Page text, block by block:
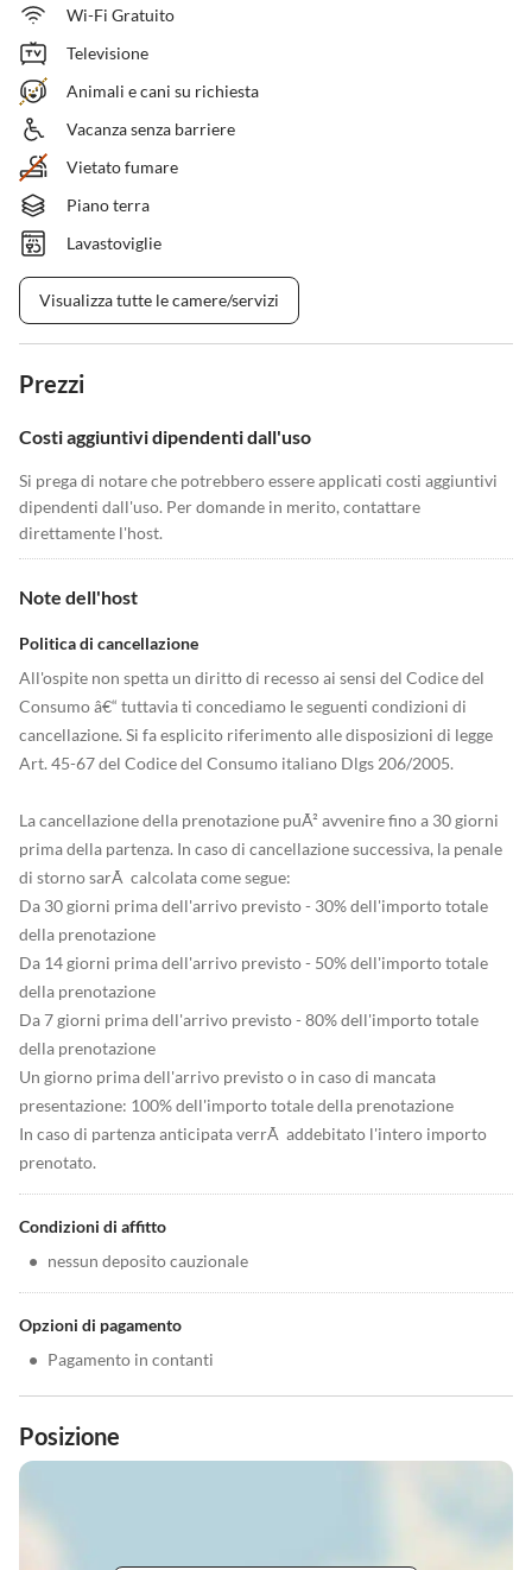
Wi-Fi Gratuito
Televisione
Animali e cani su richiesta
Vacanza senza barriere
Vietato fumare
Piano terra
Lavastoviglie
Visualizza tutte le camere/servizi
Prezzi
Costi aggiuntivi dipendenti dall'uso
Si prega di notare che potrebbero essere applicati costi aggiuntivi
dipendenti dall'uso. Per domande in merito, contattare
direttamente l'host.
Note dell'host
Politica di cancellazione
All'ospite non spetta un diritto di recesso ai sensi del Codice del
Consumo â€“ tuttavia ti concediamo le seguenti condizioni di
cancellazione. Si fa esplicito riferimento alle disposizioni di legge
Art. 45-67 del Codice del Consumo italiano Dlgs 206/2005.
La cancellazione della prenotazione puÃ² avvenire fino a 30 giorni
prima della partenza. In caso di cancellazione successiva, la penale
di storno sarÃ calcolata come segue:
Da 30 giorni prima dell'arrivo previsto - 30% dell'importo totale
della prenotazione
Da 14 giorni prima dell'arrivo previsto - 50% dell'importo totale
della prenotazione
Da 7 giorni prima dell'arrivo previsto - 80% dell'importo totale
della prenotazione
Un giorno prima dell'arrivo previsto o in caso di mancata
presentazione: 100% dell'importo totale della prenotazione
In caso di partenza anticipata verrÃ addebitato l'intero importo
prenotato.
Condizioni di affitto
• nessun deposito cauzionale
Opzioni di pagamento
• Pagamento in contanti
Posizione